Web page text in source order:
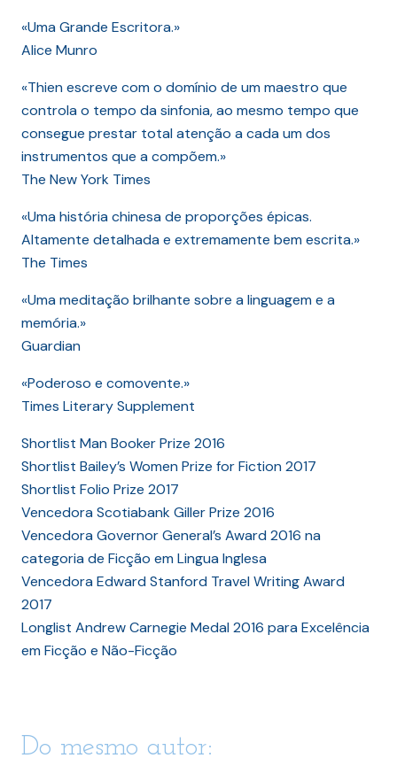
«Uma Grande Escritora.»
Alice Munro
«Thien escreve com o domínio de um maestro que
controla o tempo da sinfonia, ao mesmo tempo que
consegue prestar total atenção a cada um dos
instrumentos que a compõem.»
The New York Times
«Uma história chinesa de proporções épicas.
Altamente detalhada e extremamente bem escrita.»
The Times
«Uma meditação brilhante sobre a linguagem e a
memória.»
Guardian
«Poderoso e comovente.»
Times Literary Supplement
Shortlist Man Booker Prize 2016
Shortlist Bailey’s Women Prize for Fiction 2017
Shortlist Folio Prize 2017
Vencedora Scotiabank Giller Prize 2016
Vencedora Governor General’s Award 2016 na
categoria de Ficção em Lingua Inglesa
Vencedora Edward Stanford Travel Writing Award
2017
Longlist Andrew Carnegie Medal 2016 para Excelência
em Ficção e Não-Ficção
Do mesmo autor: